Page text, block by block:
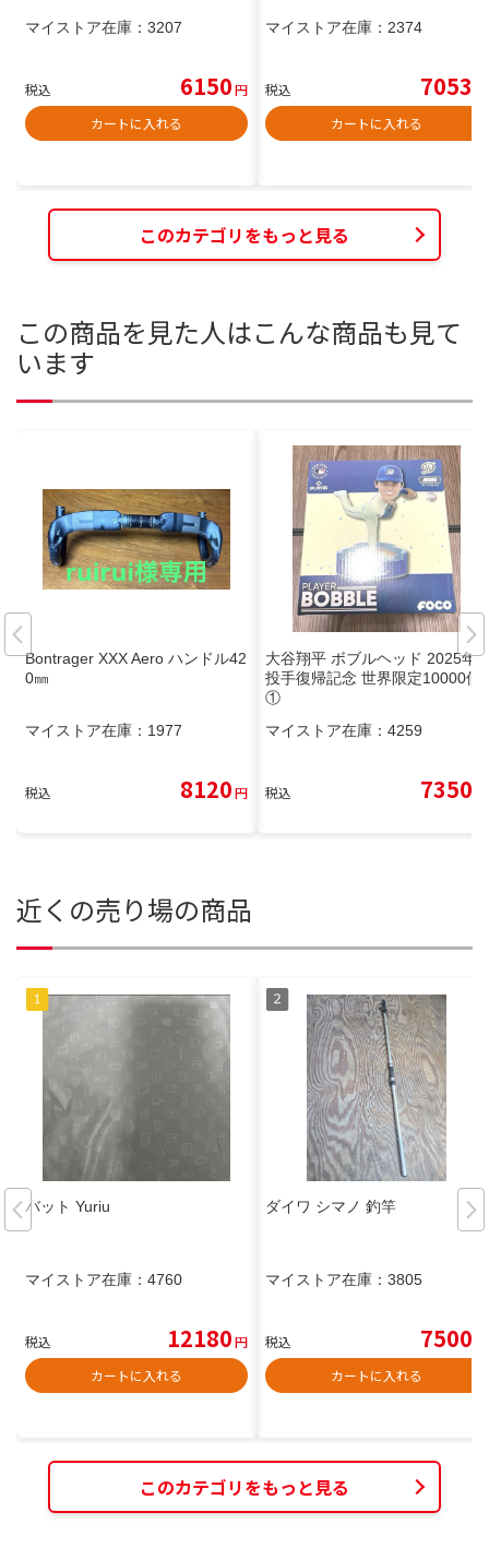
マイストア在庫： 3207
税込 6150円
カートに入れる
マイストア在庫： 2374
税込 7053
カートに入れる
このカテゴリをもっと見る
この商品を見た人はこんな商品も見て
います
Bontrager XXX Aero ハンドル42
0㎜
マイストア在庫： 1977
税込 8120円
大谷翔平 ボブルヘッド 2025年
投手復帰記念 世界限定10000個
①
マイストア在庫： 4259
税込 7350
近くの売り場の商品
バット Yuriu
マイストア在庫： 4760
税込 12180円
カートに入れる
ダイワ シマノ 釣竿
マイストア在庫： 3805
税込 7500
カートに入れる
このカテゴリをもっと見る